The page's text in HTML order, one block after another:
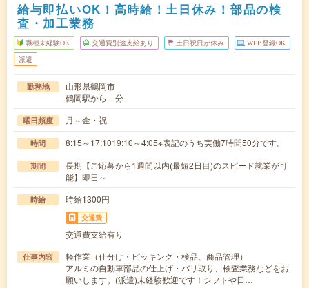
給与即払いOK！高時給！土日休み！部品の検
査・加工業務
職種未経験OK 交通費別途支給あり 土日祝日が休み WEB登録OK
派遣
勤務地
山形県鶴岡市
鶴岡駅から---分
曜日頻度 月～金・祝
時間 8:15～17:1019:10～4:05※表記のうち実働7時間50分です。
期間
長期【ご応募から1週間以内(最短2日目)のスピード就業が可
能】即日～
時給 時給1300円
交通費
交通費支給有り
仕事内容
軽作業（仕分け・ピッキング・検品、商品管理）
アルミの自動車部品の仕上げ・バリ取り、検査業務などをお
願いします。(派遣)未経験歓迎です！シフトや日…